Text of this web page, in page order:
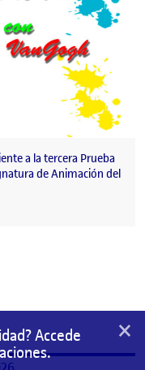
a la tercera Prueba
de Animación del
Accede
×